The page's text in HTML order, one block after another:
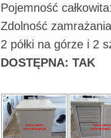
Pojemność
Zdolność
2 półki na górze i 2
DOSTĘPNA: TAK